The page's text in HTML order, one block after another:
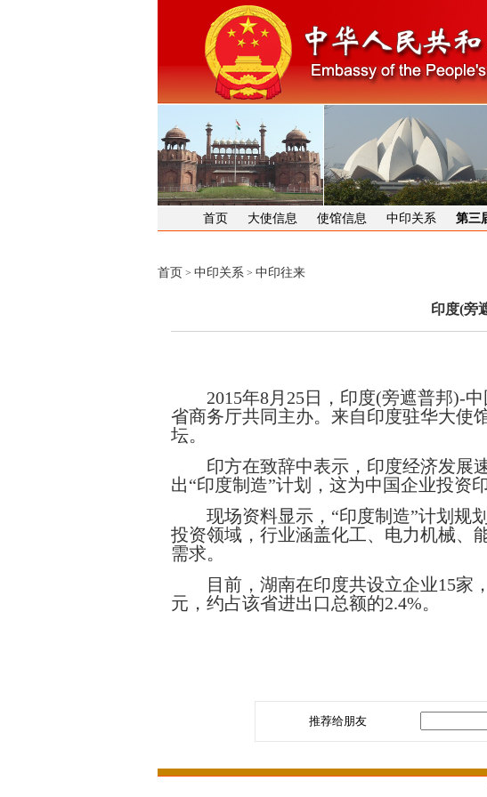
首页 大使信息 使馆信息 中印关系 第三
首页 > 中印关系> 中印往来
印度(旁
2015年8月 25日，印度(旁遮普邦)-中
省商务厅共同主办。来自印度驻华大使
坛。
印方在致辞中表示，印度经济发展速
出“印度制造”计划，这为中国企业投资
现场资料显示，“印度制造”计划规划
投资领域，行业涵盖化工、电力机械、
需求。
目前，湖南在印度共设立企业15家
元，约占该省进出口总额的2.4%。
推荐给朋友